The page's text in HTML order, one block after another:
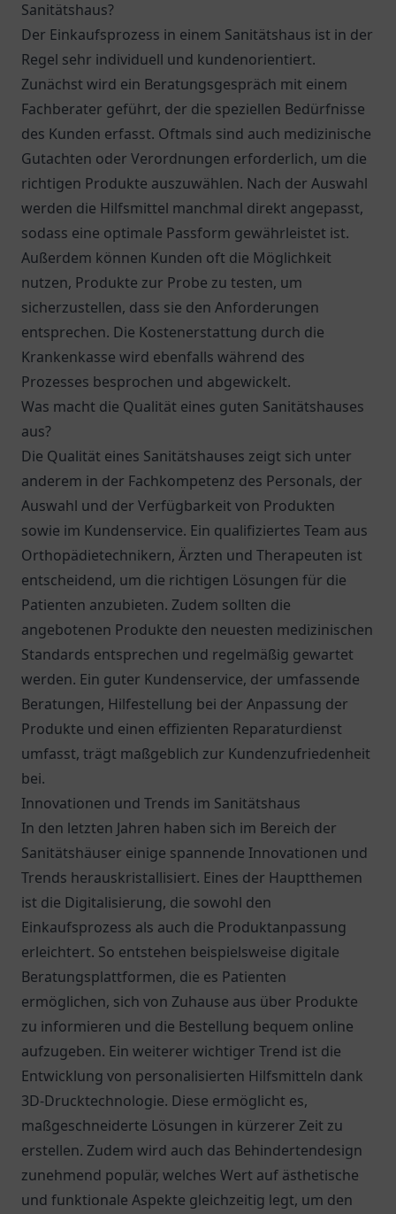
Sanitätshaus?
Der Einkaufsprozess in einem Sanitätshaus ist in der
Regel sehr individuell und kundenorientiert.
Zunächst wird ein Beratungsgespräch mit einem
Fachberater geführt, der die speziellen Bedürfnisse
des Kunden erfasst. Oftmals sind auch medizinische
Gutachten oder Verordnungen erforderlich, um die
richtigen Produkte auszuwählen. Nach der Auswahl
werden die Hilfsmittel manchmal direkt angepasst,
sodass eine optimale Passform gewährleistet ist.
Außerdem können Kunden oft die Möglichkeit
nutzen, Produkte zur Probe zu testen, um
sicherzustellen, dass sie den Anforderungen
entsprechen. Die Kostenerstattung durch die
Krankenkasse wird ebenfalls während des
Prozesses besprochen und abgewickelt.
Was macht die Qualität eines guten Sanitätshauses
aus?
Die Qualität eines Sanitätshauses zeigt sich unter
anderem in der Fachkompetenz des Personals, der
Auswahl und der Verfügbarkeit von Produkten
sowie im Kundenservice. Ein qualifiziertes Team aus
Orthopädietechnikern, Ärzten und Therapeuten ist
entscheidend, um die richtigen Lösungen für die
Patienten anzubieten. Zudem sollten die
angebotenen Produkte den neuesten medizinischen
Standards entsprechen und regelmäßig gewartet
werden. Ein guter Kundenservice, der umfassende
Beratungen, Hilfestellung bei der Anpassung der
Produkte und einen effizienten Reparaturdienst
umfasst, trägt maßgeblich zur Kundenzufriedenheit
bei.
Innovationen und Trends im Sanitätshaus
In den letzten Jahren haben sich im Bereich der
Sanitätshäuser einige spannende Innovationen und
Trends herauskristallisiert. Eines der Hauptthemen
ist die Digitalisierung, die sowohl den
Einkaufsprozess als auch die Produktanpassung
erleichtert. So entstehen beispielsweise digitale
Beratungsplattformen, die es Patienten
ermöglichen, sich von Zuhause aus über Produkte
zu informieren und die Bestellung bequem online
aufzugeben. Ein weiterer wichtiger Trend ist die
Entwicklung von personalisierten Hilfsmitteln dank
3D-Drucktechnologie. Diese ermöglicht es,
maßgeschneiderte Lösungen in kürzerer Zeit zu
erstellen. Zudem wird auch das Behindertendesign
zunehmend populär, welches Wert auf ästhetische
und funktionale Aspekte gleichzeitig legt, um den